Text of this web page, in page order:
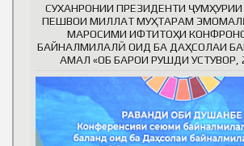
СУХАНРОНИИ ПРЕЗИДЕНТИ ҶУМҲУРИИ
ПЕШВОИ МИЛЛАТ МУҲТАРАМ
МАРОСИМИ ИФТИТОҲИ
БАЙНАЛМИЛАЛӢ ОИД БА ДАҲСОЛАИ
АМАЛ «ОБ БАРОИ РУШДИ УСТУВОР,